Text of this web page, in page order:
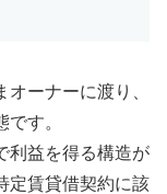
オーナーに渡り、
す。
利益を得る構造が
定賃貸借契約に該